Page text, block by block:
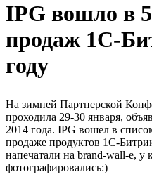
IPG вошло в
продаж 1С-
году
На зимней Партнерской
проходила 29-30 января,
2014 года. IPG вошел в
продаже продуктов 1С-
напечатали на brand-wall-е, у
фотографировались:)